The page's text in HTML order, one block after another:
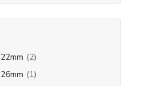
22mm (2)
26mm (1)